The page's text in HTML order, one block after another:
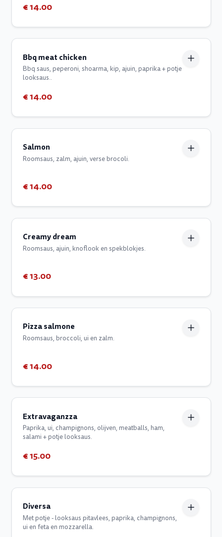
€ 14.00
Bbq meat chicken
Bbq saus, peperoni, shoarma, kip, ajuin, paprika + potje
looksaus..
€ 14.00
Salmon
Roomsaus, zalm, ajuin, verse brocoli.
€ 14.00
Creamy dream
Roomsaus, ajuin, knoflook en spekblokjes.
€ 13.00
Pizza salmone
Roomsaus, broccoli, ui en zalm.
€ 14.00
Extravaganzza
Paprika, ui, champignons, olijven, meatballs, ham,
salami + potje looksaus.
€ 15.00
Diversa
Met potje - looksaus pitavlees, paprika, champignons,
ui en feta en mozzarella.